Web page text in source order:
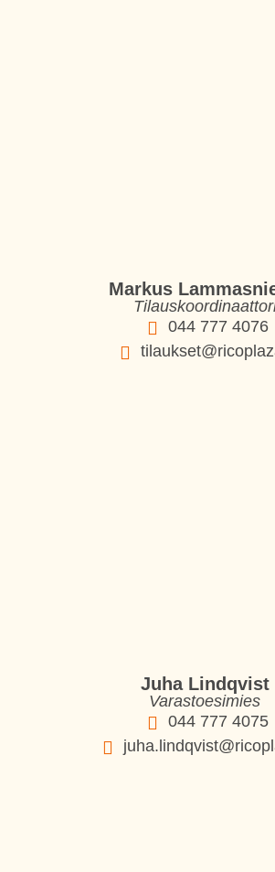
Markus
044 777 4076
Juha Lindqvist
Varastoesimies
044 777 4075